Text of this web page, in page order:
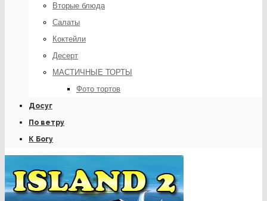
Вторые блюда
Салаты
Коктейли
Десерт
МАСТИЧНЫЕ ТОРТЫ
Фото тортов
Досуг
По ветру
К Богу